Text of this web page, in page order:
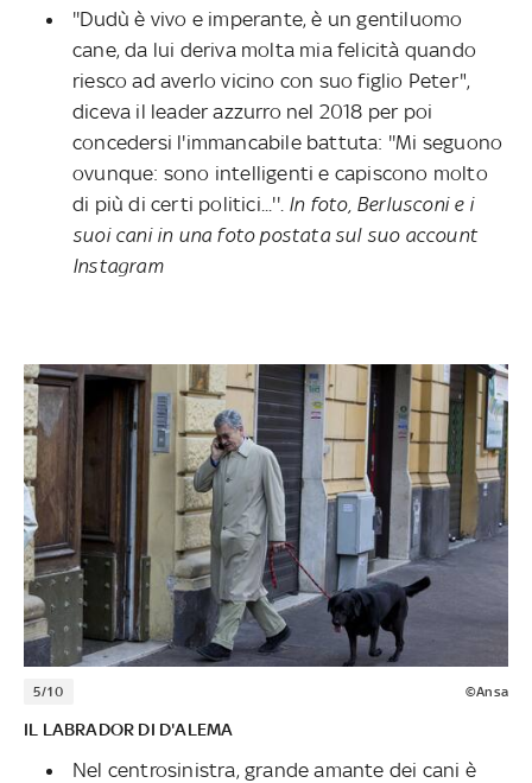
''Dudù è vivo e imperante, è un gentiluomo
cane, da lui deriva molta mia felicità quando
riesco ad averlo vicino con suo figlio Peter",
diceva il leader azzurro nel 2018 per poi
concedersi l'immancabile battuta: ''Mi seguono
ovunque: sono intelligenti e capiscono molto
di più di certi politici...''. In foto, Berlusconi e i
suoi cani in una foto postata sul suo account
Instagram
5/10 ©Ansa
IL LABRADOR DI D'ALEMA
Nel centrosinistra, grande amante dei cani è